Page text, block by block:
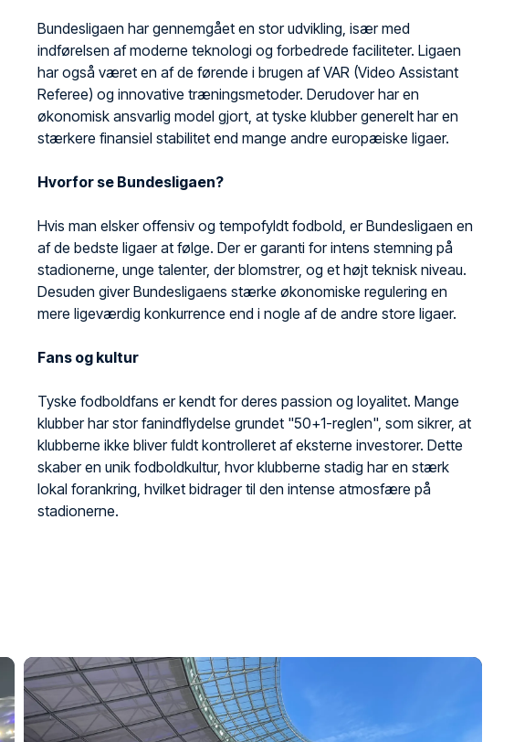
Bundesligaen har gennemgået en stor udvikling, især med
indførelsen af moderne teknologi og forbedrede faciliteter. Ligaen
har også været en af de førende i brugen af VAR (Video Assistant
Referee) og innovative træningsmetoder. Derudover har en
økonomisk ansvarlig model gjort, at tyske klubber generelt har en
stærkere finansiel stabilitet end mange andre europæiske ligaer.
Hvorfor se Bundesligaen?
Hvis man elsker offensiv og tempofyldt fodbold, er Bundesligaen en
af de bedste ligaer at følge. Der er garanti for intens stemning på
stadionerne, unge talenter, der blomstrer, og et højt teknisk niveau.
Desuden giver Bundesligaens stærke økonomiske regulering en
mere ligeværdig konkurrence end i nogle af de andre store ligaer.
Fans og kultur
Tyske fodboldfans er kendt for deres passion og loyalitet. Mange
klubber har stor fanindflydelse grundet "50+1-reglen", som sikrer, at
klubberne ikke bliver fuldt kontrolleret af eksterne investorer. Dette
skaber en unik fodboldkultur, hvor klubberne stadig har en stærk
lokal forankring, hvilket bidrager til den intense atmosfære på
stadionerne.